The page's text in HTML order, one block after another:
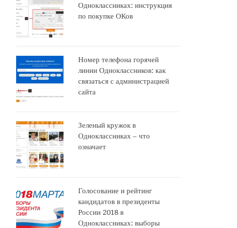
Одноклассниках: инструкция
по покупке ОКов
Номер телефона горячей
линии Одноклассников: как
связаться с администрацией
сайта
Зеленый кружок в
Одноклассниках – что
означает
Голосование и рейтинг
кандидатов в президенты
России 2018 в
Одноклассниках: выборы